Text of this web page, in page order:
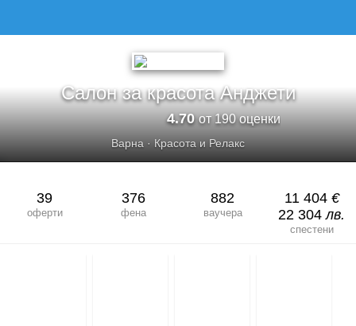
Салон за красота Анджети
4.70от 190 оценки
Варна · Красота и Релакс
39
оферти
376
фена
882
ваучера
11 404 €
22 304лв.
спестени